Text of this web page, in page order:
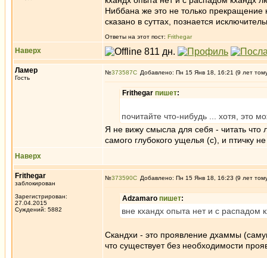
Ниббана же это не только прекращение
сказано в суттах, познается
Ответы на этот пост: Frithegar
Наверх
Ламер
Гость
№373587 Добавлено: Пн 15 Янв 18, 16:21 (9 лет
Frithegar пишет:
почитайте что-нибудь ... хотя, это
Я не вижу смысла для себя - читать что
самого глубокого ущелья (с), и птичку
Наверх
Frithegar
заблокирован
Зарегистрирован:
27.04.2015
Суждений: 5882
№373590 Добавлено: Пн 15 Янв 18, 16:23 (9 лет
Adzamaro пишет:
вне кхандх опыта нет и с распадом
Скандхи - это проявление дхаммы
что существует без необходимости